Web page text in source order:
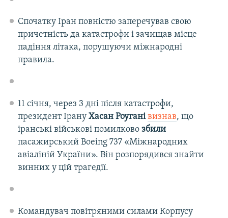
Спочатку Іран повністю заперечував свою
причетність да катастрофи і зачищав місце
падіння літака, порушуючи міжнародні
правила.
11 січня, через 3 дні після катастрофи,
президент Ірану Хасан Роугані визнав, що
іранські військові помилково збили
пасажирський Boeing 737 «Міжнародних
авіаліній України». Він розпорядився знайти
винних у цій трагедії.
Командувач повітряними силами Корпусу